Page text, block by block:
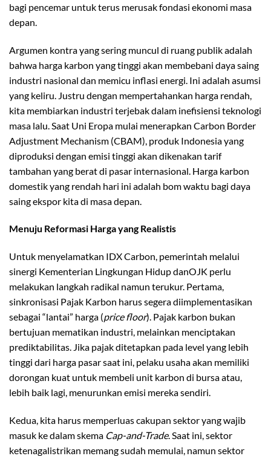
bagi pencemar untuk terus merusak fondasi ekonomi masa
depan.
Argumen kontra yang sering muncul di ruang publik adalah
bahwa harga karbon yang tinggi akan membebani daya saing
industri nasional dan memicu inflasi energi. Ini adalah asumsi
yang keliru. Justru dengan mempertahankan harga rendah,
kita membiarkan industri terjebak dalam inefisiensi teknologi
masa lalu. Saat Uni Eropa mulai menerapkan Carbon Border
Adjustment Mechanism (CBAM), produk Indonesia yang
diproduksi dengan emisi tinggi akan dikenakan tarif
tambahan yang berat di pasar internasional. Harga karbon
domestik yang rendah hari ini adalah bom waktu bagi daya
saing ekspor kita di masa depan.
Menuju Reformasi Harga yang Realistis
Untuk menyelamatkan IDX Carbon, pemerintah melalui
sinergi Kementerian Lingkungan Hidup danOJK perlu
melakukan langkah radikal namun terukur. Pertama,
sinkronisasi Pajak Karbon harus segera diimplementasikan
sebagai “lantai” harga (price floor). Pajak karbon bukan
bertujuan mematikan industri, melainkan menciptakan
prediktabilitas. Jika pajak ditetapkan pada level yang lebih
tinggi dari harga pasar saat ini, pelaku usaha akan memiliki
dorongan kuat untuk membeli unit karbon di bursa atau,
lebih baik lagi, menurunkan emisi mereka sendiri.
Kedua, kita harus memperluas cakupan sektor yang wajib
masuk ke dalam skema Cap-and-Trade. Saat ini, sektor
ketenagalistrikan memang sudah memulai, namun sektor